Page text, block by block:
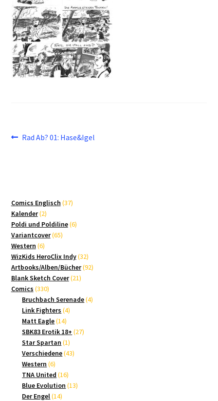
Beitragsnavigation
Vorheriger
Rad Ab? 01: Hase&Igel
Comics Englisch 3737
Kalender 22
Produkte
Poldi und Poldiline 66
Variantcover 6565
Western 66
Produkte
WizKids HeroClix Indy 3232
Produkte
Artbooks/Alben/Bücher 9292
Blank Sketch Cover 2121
Comics 330330
Produkte
Bruchbach Serenade 44
Link Fighters 44
Matt Eagle 1414
Produkte
SBK83 Erotik 18+ 2727
Star Spartan 11
Produkt
Verschiedene 4343
Western 66
Produkte
TNA United 1616
Produkte
Blue Evolution 1313
Der Engel 1414